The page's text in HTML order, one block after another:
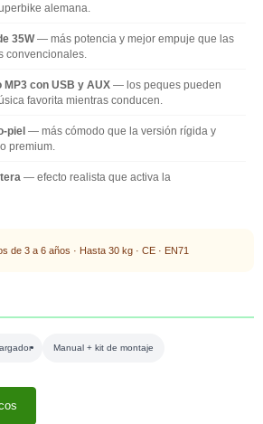
alemana.
35W— más potencia y mejor empuje que las
convencionales.
MP3 con USB y AUX — los peques pueden
favorita mientras conducen.
piel — más cómodo que la versión rígida y
premium.
— efecto realista que activa la
de 3 a 6 años · Hasta 30 kg · CE · EN71
Manual + kit de montaje